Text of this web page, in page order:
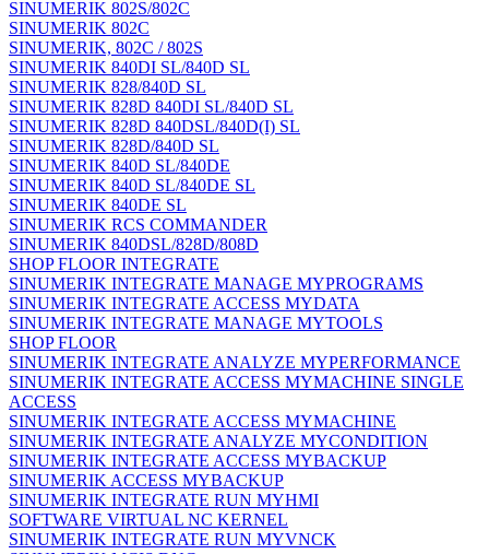
SINUMERIK 802S/802C
SINUMERIK 802C
SINUMERIK, 802C / 802S
SINUMERIK 840DI SL/840D SL
SINUMERIK 828/840D SL
SINUMERIK 828D 840DI SL/840D SL
SINUMERIK 828D 840DSL/840D(I) SL
SINUMERIK 828D/840D SL
SINUMERIK 840D SL/840DE
SINUMERIK 840D SL/840DE SL
SINUMERIK 840DE SL
SINUMERIK RCS COMMANDER
SINUMERIK 840DSL/828D/808D
SHOP FLOOR INTEGRATE
SINUMERIK INTEGRATE MANAGE MYPROGRAMS
SINUMERIK INTEGRATE ACCESS MYDATA
SINUMERIK INTEGRATE MANAGE MYTOOLS
SHOP FLOOR
SINUMERIK INTEGRATE ANALYZE MYPERFORMANCE
SINUMERIK INTEGRATE ACCESS MYMACHINE SINGLE
ACCESS
SINUMERIK INTEGRATE ACCESS MYMACHINE
SINUMERIK INTEGRATE ANALYZE MYCONDITION
SINUMERIK INTEGRATE ACCESS MYBACKUP
SINUMERIK ACCESS MYBACKUP
SINUMERIK INTEGRATE RUN MYHMI
SOFTWARE VIRTUAL NC KERNEL
SINUMERIK INTEGRATE RUN MYVNCK